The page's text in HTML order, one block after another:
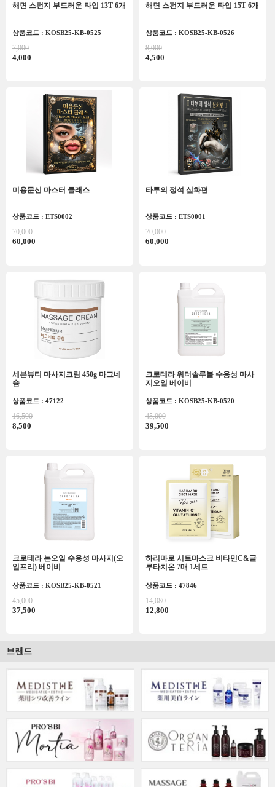
해면 스펀지 부드러운 타입 13T 6개
상품코드 : KOSB25-KB-0525
7,000
4,000
해면 스펀지 부드러운 타입 15T 6개
상품코드 : KOSB25-KB-0526
8,000
4,500
미용문신 마스터 클래스
상품코드 : ETS0002
70,000
60,000
타투의 정석 심화편
상품코드 : ETS0001
70,000
60,000
세븐뷰티 마사지크림 450g 마그네
슘
상품코드 : 47122
16,500
8,500
크로테라 워터솔루블 수용성 마사
지오일 베이비
상품코드 : KOSB25-KB-0520
45,000
39,500
크로테라 논오일 수용성 마사지(오
일프리) 베이비
상품코드 : KOSB25-KB-0521
45,000
37,500
하리마로 시트마스크 비타민C&글
루타치온 7매 1세트
상품코드 : 47846
14,080
12,800
브랜드